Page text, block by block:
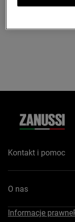
Kontakt i pomoc
Serwis
Zarejestruj produkt
Instrukcje obsługi
Gwarancja
O nas
Zanussi
Informacje prawne